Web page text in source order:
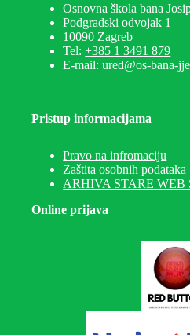
Osnovna škola bana
Podgradski odvojak 1
10090 Zagreb
Tel:+385 1 3491 879
E-mail: ured@os-bana-
Pristup informacijama
Pravo na infromaciju
Zaštita osobnih podataka
ARHIVA STARE WEB
Online prijava